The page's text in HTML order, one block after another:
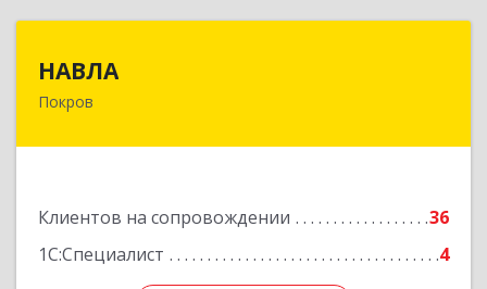
НАВЛА
Покров
Клиентов на сопровождении
36
1С:Специалист
4
601120, Владимирская обл, Петушинский р-н,